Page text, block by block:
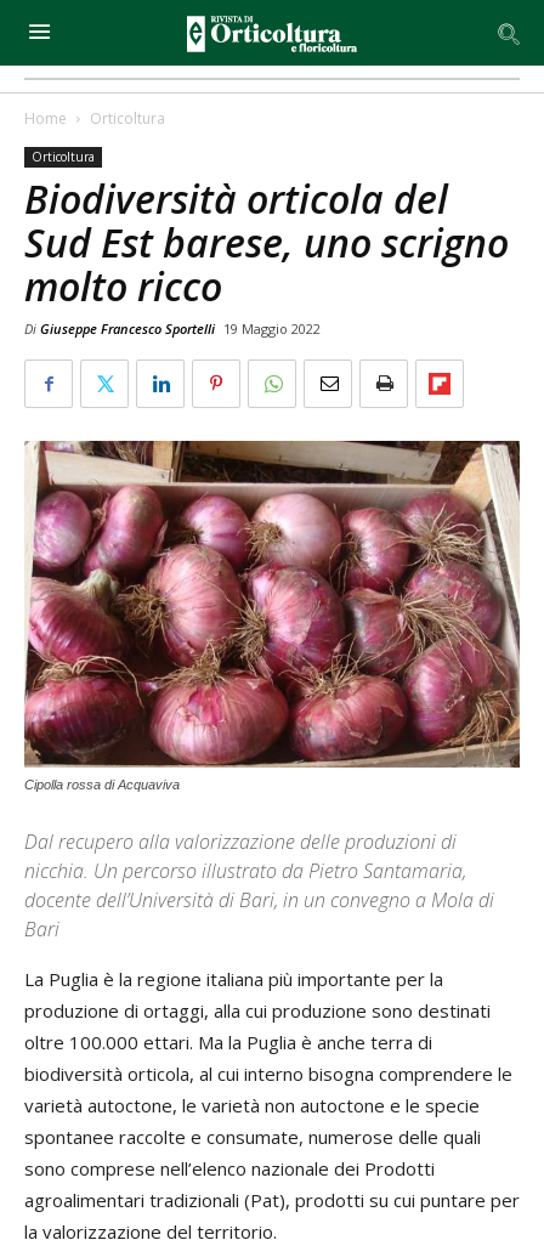
Home Orticoltura
Orticoltura
Biodiversità orticola del
Sud Est barese, uno scrigno
molto ricco
Di Giuseppe Francesco Sportelli 19 Maggio 2022
Cipolla rossa di Acquaviva
Dal recupero alla valorizzazione delle produzioni di
nicchia. Un percorso illustrato da Pietro Santamaria,
docente dell’Università di Bari, in un convegno a Mola di
Bari
La Puglia è la regione italiana più importante per la
produzione di ortaggi, alla cui produzione sono destinati
oltre 100.000 ettari. Ma la Puglia è anche terra di
biodiversità orticola, al cui interno bisogna comprendere le
varietà autoctone, le varietà non autoctone e le specie
spontanee raccolte e consumate, numerose delle quali
sono comprese nell’elenco nazionale dei Prodotti
agroalimentari tradizionali (Pat), prodotti su cui puntare per
la valorizzazione del territorio.